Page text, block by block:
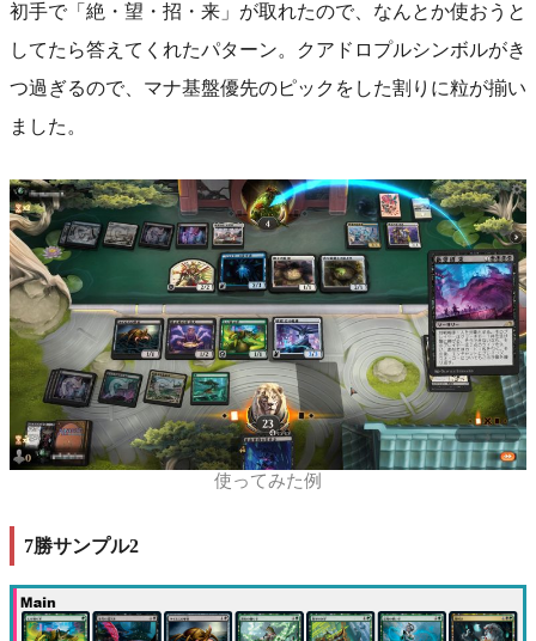
初手で「絶・望・招・来」が取れたので、なんとか使おうと
してたら答えてくれたパターン。クアドロプルシンボルがき
つ過ぎるので、マナ基盤優先のピックをした割りに粒が揃い
ました。
使ってみた例
7勝サンプル2